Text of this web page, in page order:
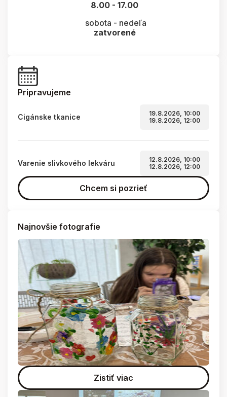
8.00 - 17.00
sobota - nedeľa
zatvorené
Pripravujeme
Cigánske tkanice
19.8.2026, 10:00
19.8.2026, 12:00
Varenie slivkového lekváru
12.8.2026, 10:00
12.8.2026, 12:00
Chcem si pozrieť
Najnovšie fotografie
Zistiť viac